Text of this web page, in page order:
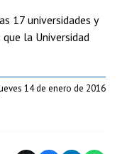
17 universidades y
la Universidad
14 de enero de 2016